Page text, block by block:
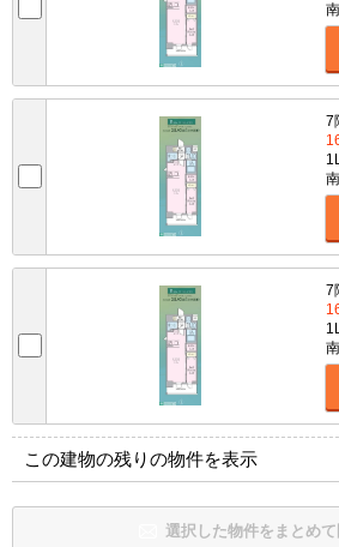
7
7
この建物の残りの物件を表示
選択した物件をまとめ